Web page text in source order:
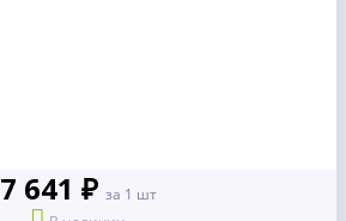
7 641 ₽ за 1 шт